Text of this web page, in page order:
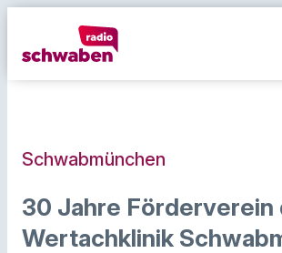
Schwabmünchen
30 Jahre Förderverein
Wertachklinik